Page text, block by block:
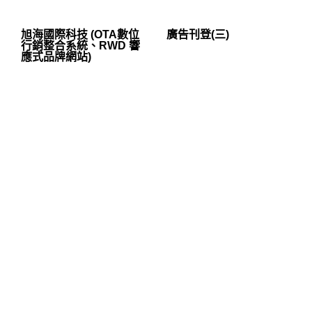
旭海國際科技 (OTA數位
行銷整合系統、RWD 響
應式品牌網站)
廣告刊登(三)